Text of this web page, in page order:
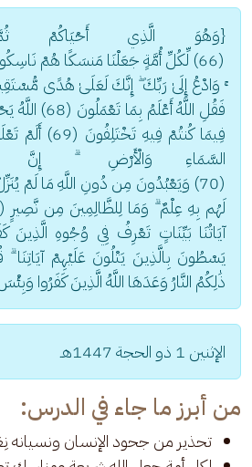
{وَهُوَ الَّذِي أَحْيَاكُمْ
(66) لِّكُلِّ أُمَّةٍ جَعَلْنَا مَنسَكًا هُمْ
فَقُلِ اللَّهُ أَعْلَمُ
فِيمَا كُنتُمْ فِيهِ
السَّمَاءِ وَالْأَرْضِ
(70) وَيَعْبُدُونَ مِن دُونِ اللَّهِ مَا لَمْ
آيَاتُنَا بَيِّنَاتٍ تَعْرِفُ فِي وُجُوهِ الَّذِينَ
يَسْطُونَ بِالَّذِينَ يَتْلُونَ عَلَيْهِمْ آيَاتِنَا
ذَٰلِكُمُ النَّارُ وَعَدَهَا اللَّهُ الَّذِينَ كَفَرُوا وَبِئْسَ
الإثنين 1 ذو الحجة 1447هـ
من أبرز ما جاء في الدرس:
تحذير من جحود الإنسان ونسيانه